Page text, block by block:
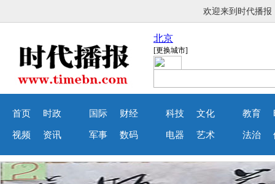
欢迎来到时
首页 时政
视频 资讯
国际 财经
军事 数码
科技 文化
电器 艺术
教育
法治